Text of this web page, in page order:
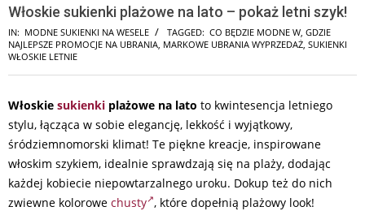
Włoskie sukienki plażowe na lato – pokaż letni szyk!
IN: MODNE SUKIENKI NA WESELE TAGGED: CO BĘDZIE MODNE W GDZIE
NAJLEPSZE PROMOCJE NA UBRANIA MARKOWE UBRANIA WYPRZEDAŻ SUKIENKI
WŁOSKIE LETNIE
Włoskie sukienki plażowe na lato to kwintesencja letniego
stylu, łącząca w sobie elegancję, lekkość i wyjątkowy,
śródziemnomorski klimat! Te piękne kreacje, inspirowane
włoskim szykiem, idealnie sprawdzają się na plaży, dodając
każdej kobiecie niepowtarzalnego uroku. Dokup też do nich
zwiewne kolorowe chusty , które dopełnią plażowy look!